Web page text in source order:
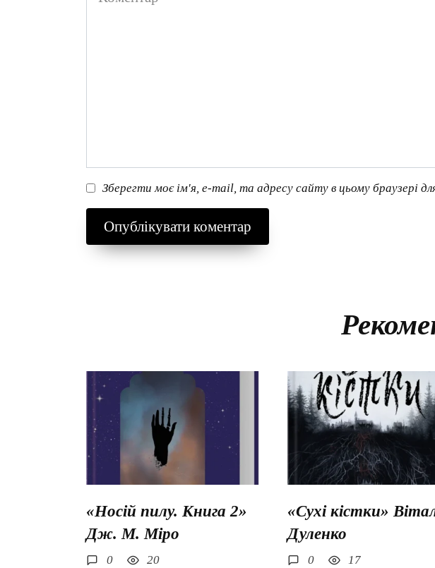
Зберегти моє ім'я, e-mail, та адресу сайту в цьому браузері
«Носій пилу. Книга 2»
Дж. М. Міро
0 20
«Сухі кістки»
Дуленко
0 17